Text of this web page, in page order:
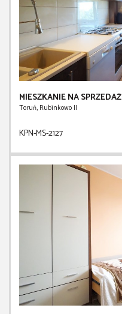
MIESZKANIE NA SPRZEDAŻ
Toruń, Rubinkowo II
KPN-MS-2127